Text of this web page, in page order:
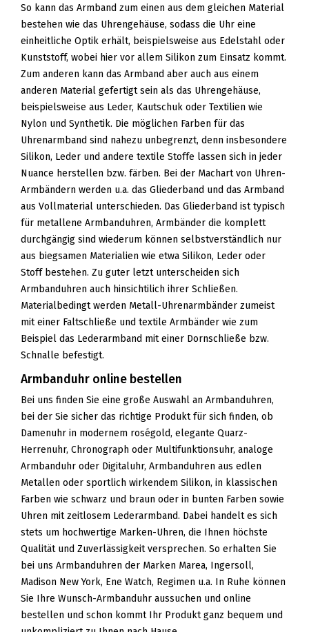
So kann das Armband zum einen aus dem gleichen Material
bestehen wie das Uhrengehäuse, sodass die Uhr eine
einheitliche Optik erhält, beispielsweise aus Edelstahl oder
Kunststoff, wobei hier vor allem Silikon zum Einsatz kommt.
Zum anderen kann das Armband aber auch aus einem
anderen Material gefertigt sein als das Uhrengehäuse,
beispielsweise aus Leder, Kautschuk oder Textilien wie
Nylon und Synthetik. Die möglichen Farben für das
Uhrenarmband sind nahezu unbegrenzt, denn insbesondere
Silikon, Leder und andere textile Stoffe lassen sich in jeder
Nuance herstellen bzw. färben. Bei der Machart von Uhren-
Armbändern werden u.a. das Gliederband und das Armband
aus Vollmaterial unterschieden. Das Gliederband ist typisch
für metallene Armbanduhren, Armbänder die komplett
durchgängig sind wiederum können selbstverständlich nur
aus biegsamen Materialien wie etwa Silikon, Leder oder
Stoff bestehen. Zu guter letzt unterscheiden sich
Armbanduhren auch hinsichtilich ihrer Schließen.
Materialbedingt werden Metall-Uhrenarmbänder zumeist
mit einer Faltschließe und textile Armbänder wie zum
Beispiel das Lederarmband mit einer Dornschließe bzw.
Schnalle befestigt.
Armbanduhr online bestellen
Bei uns finden Sie eine große Auswahl an Armbanduhren,
bei der Sie sicher das richtige Produkt für sich finden, ob
Damenuhr in modernem roségold, elegante Quarz-
Herrenuhr, Chronograph oder Multifunktionsuhr, analoge
Armbanduhr oder Digitaluhr, Armbanduhren aus edlen
Metallen oder sportlich wirkendem Silikon, in klassischen
Farben wie schwarz und braun oder in bunten Farben sowie
Uhren mit zeitlosem Lederarmband. Dabei handelt es sich
stets um hochwertige Marken-Uhren, die Ihnen höchste
Qualität und Zuverlässigkeit versprechen. So erhalten Sie
bei uns Armbanduhren der Marken Marea, Ingersoll,
Madison New York, Ene Watch, Regimen u.a. In Ruhe können
Sie Ihre Wunsch-Armbanduhr aussuchen und online
bestellen und schon kommt Ihr Produkt ganz bequem und